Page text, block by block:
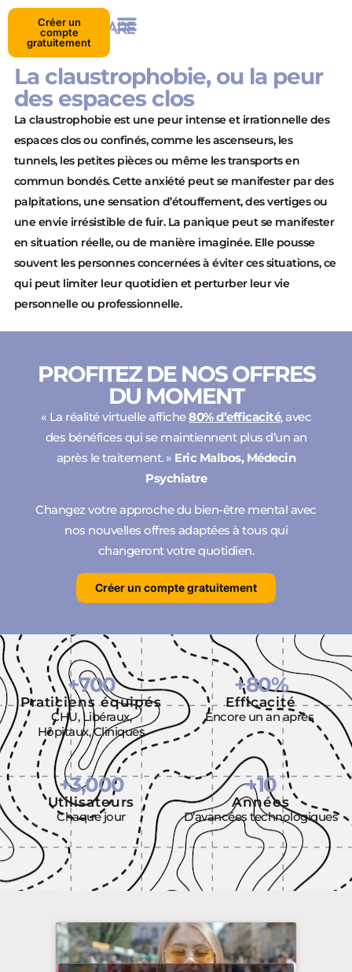
Créer un
compte
gratuitement
La claustrophobie, ou la peur
des espaces clos
La claustrophobie est une peur intense et irrationnelle des
espaces clos ou confinés, comme les ascenseurs, les
tunnels, les petites pièces ou même les transports en
commun bondés. Cette anxiété peut se manifester par des
palpitations, une sensation d’étouffement, des vertiges ou
une envie irrésistible de fuir. La panique peut se manifester
en situation réelle, ou de manière imaginée. Elle pousse
souvent les personnes concernées à éviter ces situations, ce
qui peut limiter leur quotidien et perturber leur vie
personnelle ou professionnelle.
PROFITEZ DE NOS OFFRES
DU MOMENT
« La réalité virtuelle affiche80% d’efficacité, avec
des bénéfices qui se maintiennent plus d’un an
après le traitement. » Eric Malbos, Médecin
Psychiatre
Changez votre approche du bien-être mental avec
nos nouvelles offres adaptées à tous qui
changeront votre quotidien.
Créer un compte gratuitement
+700
Praticiens équipés
CHU, Libéraux,
Hôpitaux, Cliniques
+80%
Efficacité
Encore un an après
+3,000
Utilisateurs
Chaque jour
+10
Années
D’avancées technologiques